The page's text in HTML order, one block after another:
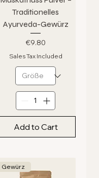
Traditionelles
Ayurveda-Gewürz
Price
€9.80
Sales Tax Included
Add to Cart
Gewürz